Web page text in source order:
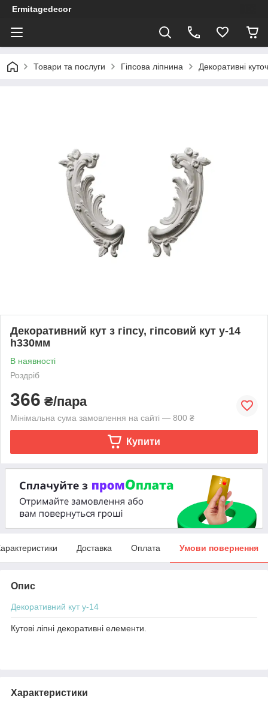
Ermitagedecor
Товари та послуги Гіпсова ліпнина Декоративні
Декоративний кут з гіпсу, гіпсовий кут у-14
һ330мм
В наявності
Роздріб
366 ₴/пара
Мінімальна сума замовлення на сайті — 800 ₴
Купити
Доставка Оплата Умови повернення
Опис
Декоративний кут у-14
Кутові ліпні декоративні елементи.
Характеристики